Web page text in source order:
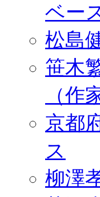
ベー
松島
笹木
（作
京都
ス
柳澤